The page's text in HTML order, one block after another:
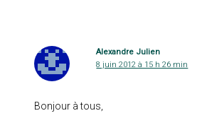
Alexandre Julien
8 juin 2012 à 15 h 26 min
Bonjour à tous,